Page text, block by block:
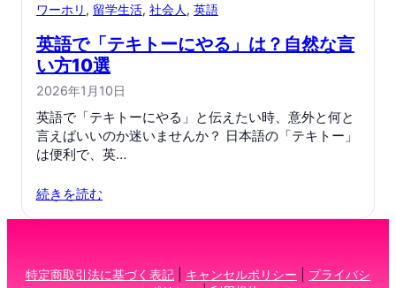
ワーホリ , 留学生活, 社会人, 英語
英語で「テキトーにやる」は？自然な言
い方10選
2026年1月10日
英語で「テキトーにやる」と伝えたい時、意外と何と
言えばいいのか迷いませんか？ 日本語の「テキトー」
は便利で、英…
続きを読む
特定商取引法に基づく表記 キャンセルポリシー
プライバシ